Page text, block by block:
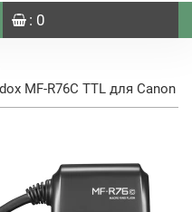
: 0
MF-R76C TTL для Canon